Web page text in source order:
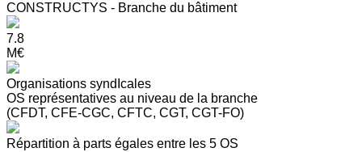
CONSTRUCTYS - Branche du bâtiment
7.8
M€
Organisations syndIcales
OS représentatives au niveau de la branche
(CFDT, CFE-CGC, CFTC, CGT, CGT-FO)
Répartition à parts égales entre les 5 OS